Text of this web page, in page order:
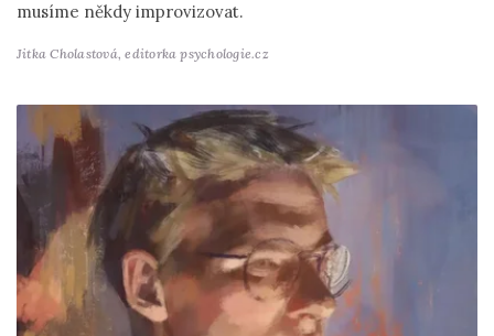
musíme někdy improvizovat.
Jitka Cholastová,editorka psychologie.cz